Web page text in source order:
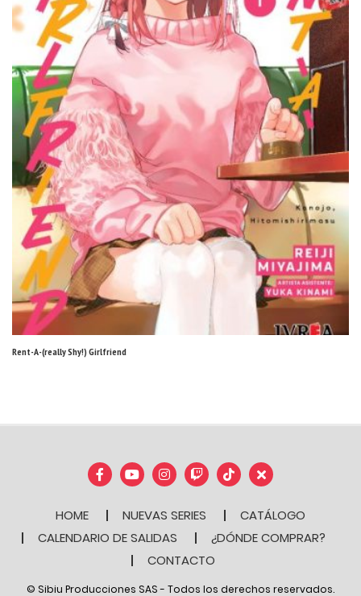
Rent-A-(really Shy!) Girlfriend
HOME NUEVAS SERIES
CATÁLOGO
CALENDARIO DE SALIDAS
¿DÓNDE COMPRAR?
CONTACTO
© Sibiu Producciones SAS - Todos los derechos reservados.